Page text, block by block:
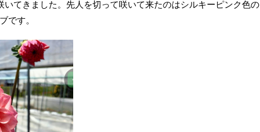
いてきました。先人を切って咲いて来たのはシルキーピンク色の
です。